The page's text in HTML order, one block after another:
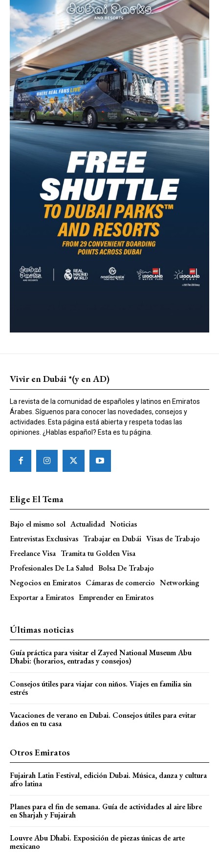
Vivir en Dubái *(y en AD)
La revista de la comunidad de españoles y latinos en Emiratos
Árabes. Síguenos para conocer las novedades, consejos y
actividades. Esta página está abierta y respeta todas las
opiniones. ¿Hablas español? Esta es tu página.
Elige El Tema
Bajo el mismo sol Actualidad Noticias
Entrevistas Exclusivas Trabajar en Dubái Visas de Trabajo
Freelance Visa Tramita tu Golden Visa
Profesionales De La Salud Bolsa De Trabajo
Negocios en Emiratos Cámaras de comercio Networking
Exportar a Emiratos Emprender en Emiratos
Últimas noticias
Guía práctica para visitar el Zayed National Museum Abu
Dhabi: (horarios, entradas y consejos)
Consejos útiles para viajar con niños. Viajes en familia sin
estrés
Vacaciones de verano en Dubai. Consejos útiles para evitar
daños en tu casa
Otros Emiratos
Fujairah Latin Festival, edición Dubai. Música, danza y cultura
afro latina
Planes para el fin de semana. Guía de actividades al aire libre
en Sharjah y Fujairah
Louvre Abu Dhabi. Exposición de piezas únicas de arte
mexicano